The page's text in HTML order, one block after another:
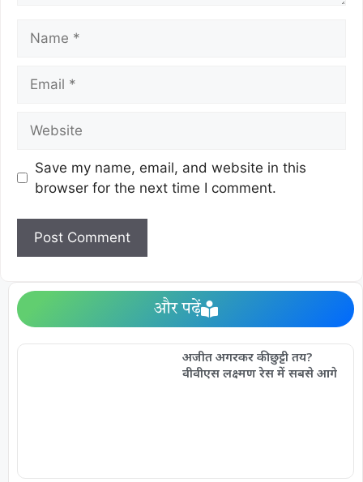
Save my name, email, and website in this
browser for the next time I comment.
और पढ़ें
अजीत अगरकर की छुट्टी तय?
वीवीएस लक्ष्मण रेस में सबसे आगे